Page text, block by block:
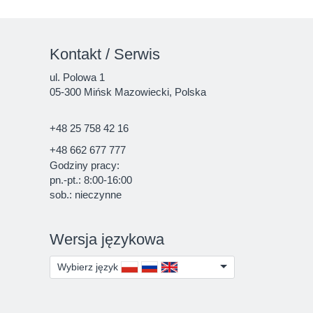
Kontakt / Serwis
ul. Polowa 1
05-300 Mińsk Mazowiecki, Polska
+48 25 758 42 16
+48 662 677 777
Godziny pracy:
pn.-pt.: 8:00-16:00
sob.: nieczynne
Wersja językowa
Wybierz język